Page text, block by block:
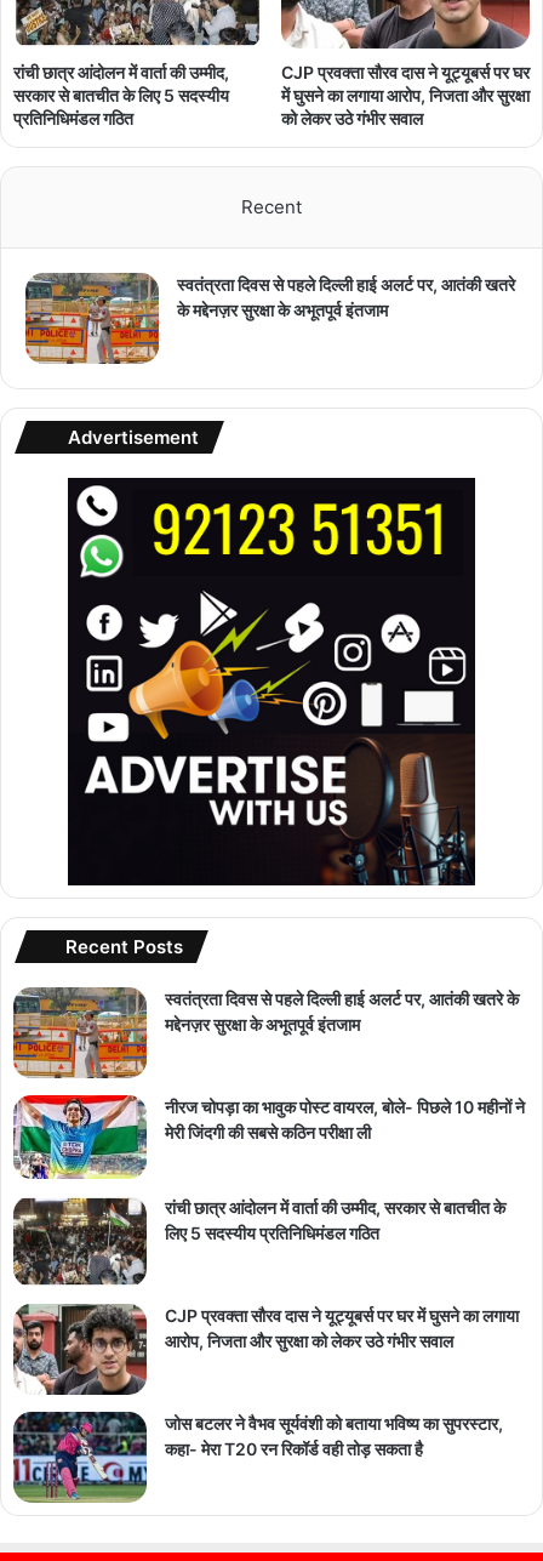
रांची छात्र आंदोलन में वार्ता की उम्मीद,
सरकार से बातचीत के लिए 5 सदस्यीय
प्रतिनिधिमंडल गठित
CJP प्रवक्ता सौरव दास ने यूट्यूबर्स पर घर
में घुसने का लगाया आरोप, निजता और सुरक्षा
को लेकर उठे गंभीर सवाल
Recent
स्वतंत्रता दिवस से पहले दिल्ली हाई अलर्ट पर, आतंकी खतरे
के मद्देनज़र सुरक्षा के अभूतपूर्व इंतजाम
Advertisement
Recent Posts
स्वतंत्रता दिवस से पहले दिल्ली हाई अलर्ट पर, आतंकी खतरे के
मद्देनज़र सुरक्षा के अभूतपूर्व इंतजाम
नीरज चोपड़ा का भावुक पोस्ट वायरल, बोले- पिछले 10 महीनों ने
मेरी जिंदगी की सबसे कठिन परीक्षा ली
रांची छात्र आंदोलन में वार्ता की उम्मीद, सरकार से बातचीत के
लिए 5 सदस्यीय प्रतिनिधिमंडल गठित
CJP प्रवक्ता सौरव दास ने यूट्यूबर्स पर घर में घुसने का लगाया
आरोप, निजता और सुरक्षा को लेकर उठे गंभीर सवाल
जोस बटलर ने वैभव सूर्यवंशी को बताया भविष्य का सुपरस्टार,
कहा- मेरा T20 रन रिकॉर्ड वही तोड़ सकता है